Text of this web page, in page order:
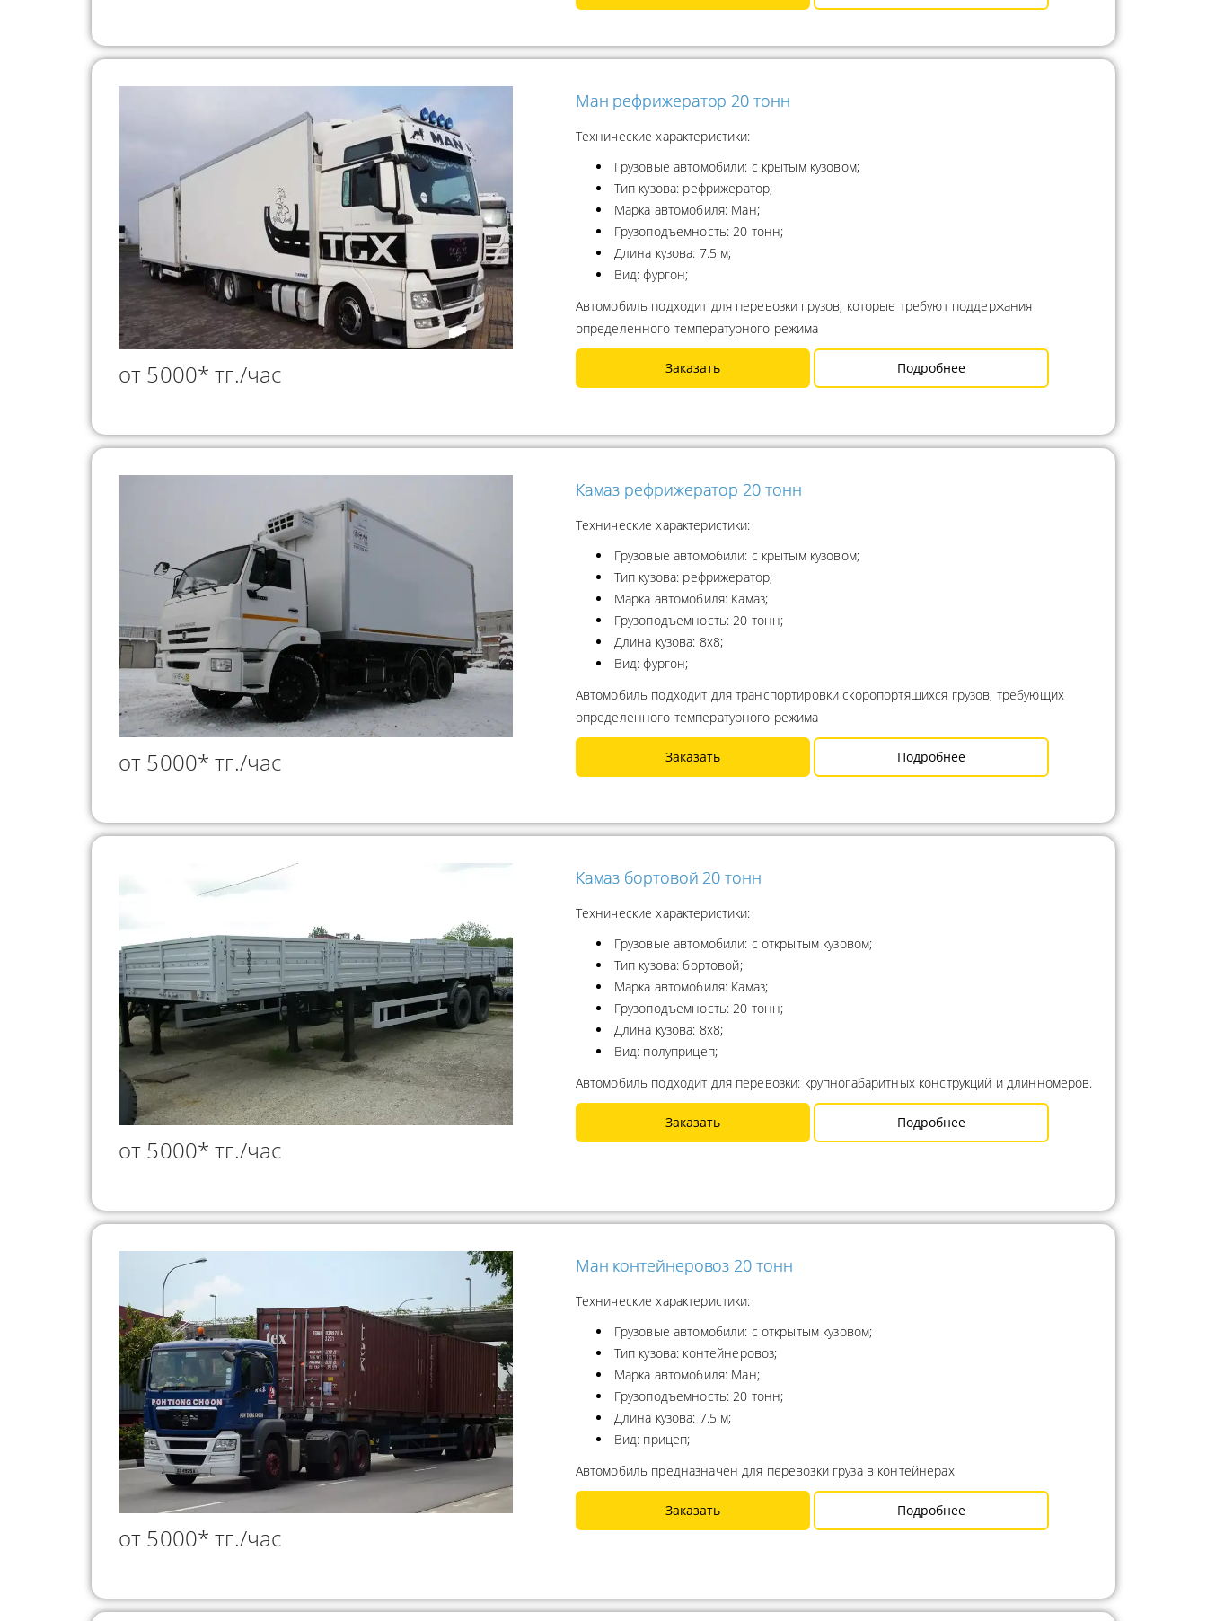
от 5000* тг./час
Ман рефрижератор 20 тонн
Технические характеристики:
Грузовые автомобили: с крытым кузовом;
Тип кузова: рефрижератор;
Марка автомобиля: Ман;
Грузоподъемность: 20 тонн;
Длина кузова: 7.5 м;
Вид: фургон;
Автомобиль подходит для перевозки грузов, которые требуют поддержания
определенного температурного режима
Заказать Подробнее
от 5000* тг./час
Камаз рефрижератор 20 тонн
Технические характеристики:
Грузовые автомобили: с крытым кузовом;
Тип кузова: рефрижератор;
Марка автомобиля: Камаз;
Грузоподъемность: 20 тонн;
Длина кузова: 8х8;
Вид: фургон;
Автомобиль подходит для транспортировки скоропортящихся грузов, требующих
определенного температурного режима
Заказать Подробнее
от 5000* тг./час
Камаз бортовой 20 тонн
Технические характеристики:
Грузовые автомобили: с открытым кузовом;
Тип кузова: бортовой;
Марка автомобиля: Камаз;
Грузоподъемность: 20 тонн;
Длина кузова: 8х8;
Вид: полуприцеп;
Автомобиль подходит для перевозки: крупногабаритных конструкций и длинномеров.
Заказать Подробнее
от 5000* тг./час
Ман контейнеровоз 20 тонн
Технические характеристики:
Грузовые автомобили: с открытым кузовом;
Тип кузова: контейнеровоз;
Марка автомобиля: Ман;
Грузоподъемность: 20 тонн;
Длина кузова: 7.5 м;
Вид: прицеп;
Автомобиль предназначен для перевозки груза в контейнерах
Заказать Подробнее